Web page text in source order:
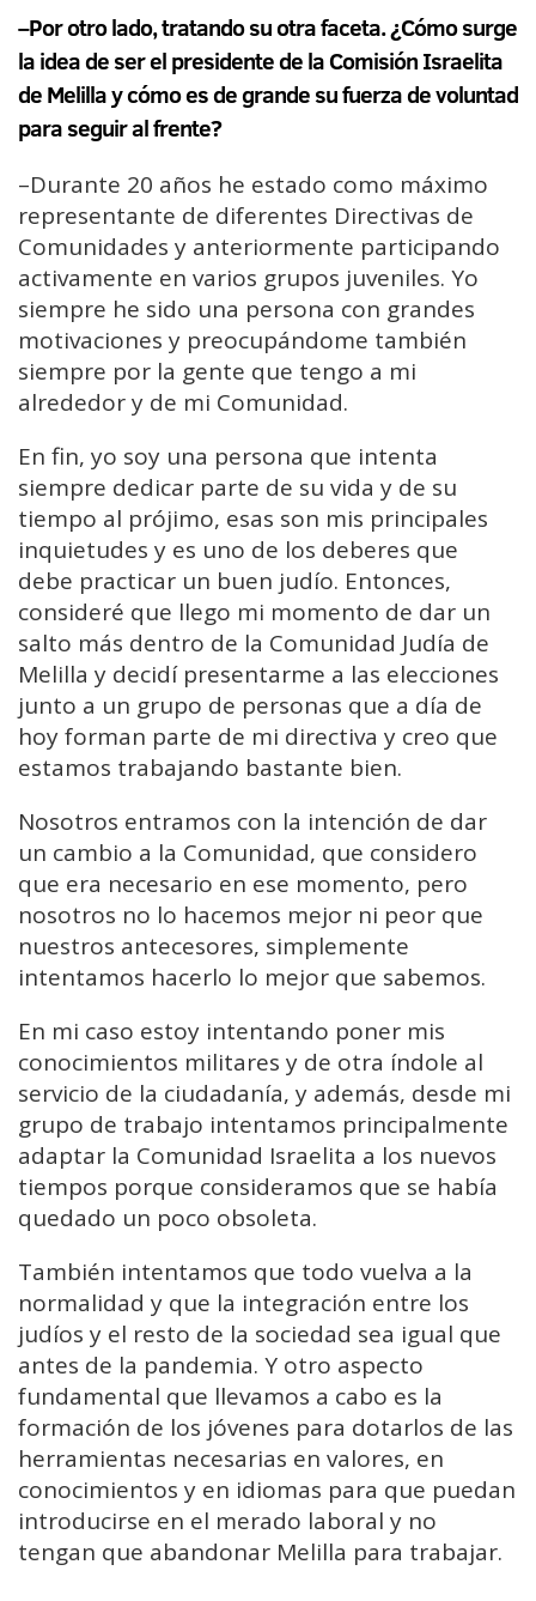
–Por otro lado, tratando su otra faceta. ¿Cómo surge
la idea de ser el presidente de la Comisión Israelita
de Melilla y cómo es de grande su fuerza de voluntad
para seguir al frente?
–Durante 20 años he estado como máximo
representante de diferentes Directivas de
Comunidades y anteriormente participando
activamente en varios grupos juveniles. Yo
siempre he sido una persona con grandes
motivaciones y preocupándome también
siempre por la gente que tengo a mi
alrededor y de mi Comunidad.
En fin, yo soy una persona que intenta
siempre dedicar parte de su vida y de su
tiempo al prójimo, esas son mis principales
inquietudes y es uno de los deberes que
debe practicar un buen judío. Entonces,
consideré que llego mi momento de dar un
salto más dentro de la Comunidad Judía de
Melilla y decidí presentarme a las elecciones
junto a un grupo de personas que a día de
hoy forman parte de mi directiva y creo que
estamos trabajando bastante bien.
Nosotros entramos con la intención de dar
un cambio a la Comunidad, que considero
que era necesario en ese momento, pero
nosotros no lo hacemos mejor ni peor que
nuestros antecesores, simplemente
intentamos hacerlo lo mejor que sabemos.
En mi caso estoy intentando poner mis
conocimientos militares y de otra índole al
servicio de la ciudadanía, y además, desde mi
grupo de trabajo intentamos principalmente
adaptar la Comunidad Israelita a los nuevos
tiempos porque consideramos que se había
quedado un poco obsoleta.
También intentamos que todo vuelva a la
normalidad y que la integración entre los
judíos y el resto de la sociedad sea igual que
antes de la pandemia. Y otro aspecto
fundamental que llevamos a cabo es la
formación de los jóvenes para dotarlos de las
herramientas necesarias en valores, en
conocimientos y en idiomas para que puedan
introducirse en el merado laboral y no
tengan que abandonar Melilla para trabajar.